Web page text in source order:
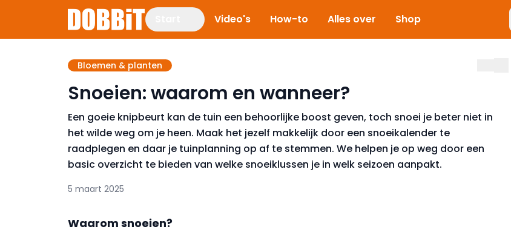
Video's How-to Alles over Shop
Bloemen & planten
Snoeien: waarom en wanneer?
Een goeie knipbeurt kan de tuin een behoorlijke boost geven, toch snoei je beter niet in
het wilde weg om je heen. Maak het jezelf makkelijk door een snoeikalender te
raadplegen en daar je tuinplanning op af te stemmen. We helpen je op weg door een
basic overzicht te bieden van welke snoeiklussen je in welk seizoen aanpakt.
5 maart 2025
Waarom snoeien?